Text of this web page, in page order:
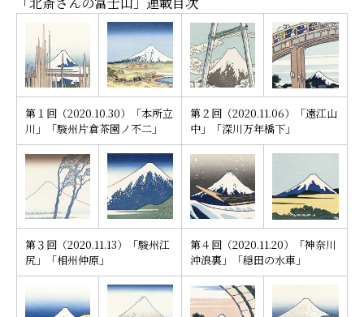
第１回（2020.10.30）「本所立
川」「駿州片倉茶園ノ不二」
第２回（2020.11.06）「遠江山
中」「深川万年橋下」
第３回（2020.11.13）「駿州江
尻」「相州仲原」
第４回（2020.11.20）「神奈川
沖浪裏」「穏田の水車」